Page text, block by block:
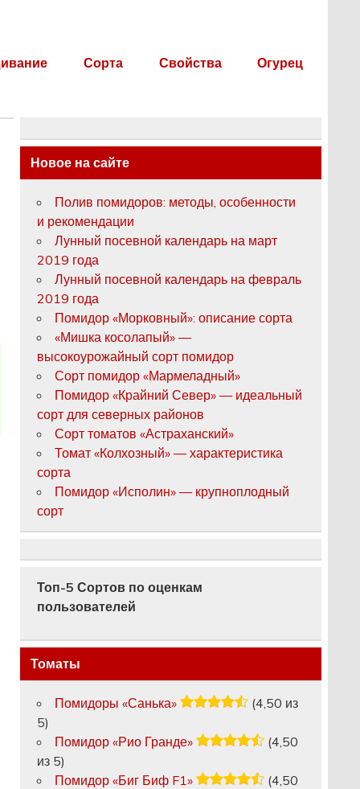
Сорта Свойства Огурец
Новое на сайте
Полив помидоров: методы, особенности
и рекомендации
Лунный посевной календарь на март
2019 года
Лунный посевной календарь на февраль
2019 года
Помидор «Морковный»: описание сорта
«Мишка косолапый» —
высокоурожайный сорт помидор
Сорт помидор «Мармеладный»
Помидор «Крайний Север» — идеальный
сорт для северных районов
Сорт томатов «Астраханский»
Томат «Колхозный» — характеристика
сорта
Помидор «Исполин» — крупноплодный
сорт
Топ-5 Сортов по оценкам
пользователей
Томаты
Помидоры «Санька»
(4,50 из
5)
Помидор «Рио Гранде»
(4,50
из 5)
Помидор «Биг Биф F1»
(4,50